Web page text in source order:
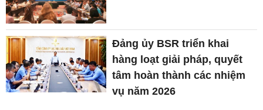
Đảng ủy BSR triển khai
hàng loạt giải pháp, quyết
tâm hoàn thành các nhiệm
vụ năm 2026